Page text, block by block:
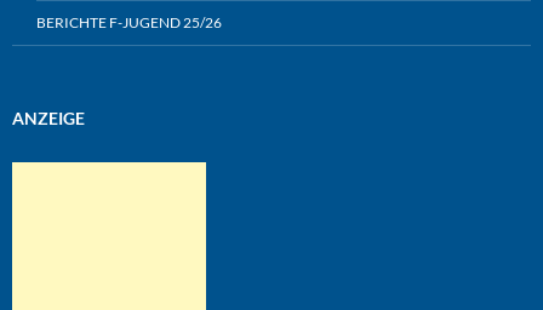
BERICHTE F-JUGEND 25/26
ANZEIGE